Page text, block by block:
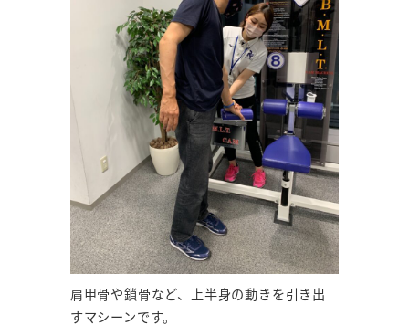
肩甲骨や鎖骨など、上半身の動きを引き出
すマシーンです。